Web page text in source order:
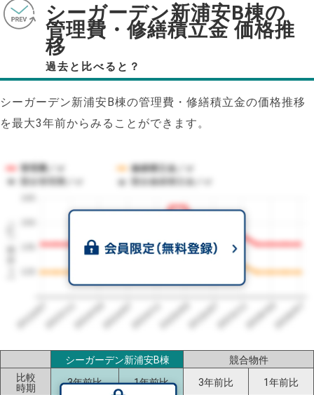
シーガーデン新浦安B棟の
管理費・修繕積立金 価格推
移
過去と比べると？
シーガーデン新浦安B棟の管理費・修繕積立金の価格推移
を最大3年前からみることができます。
1㎡単価（円）
管理費／㎡
修繕積立金／㎡
競合管理費／㎡
競合修繕積立金／㎡
2023/072023/112024/032024/072024/112025/032025/072025/112026/032026/07
シーガーデン新浦安B棟
競合物件
比較
時期
3年前比 1年前比 3年前比 1年前比